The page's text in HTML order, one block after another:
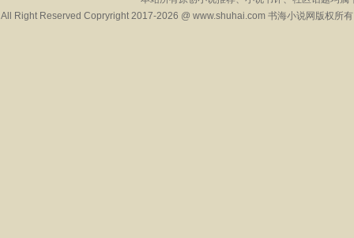
All Right Reserved Copryright 2017-2026 @ www.shuhai.com 书海小说网版权所